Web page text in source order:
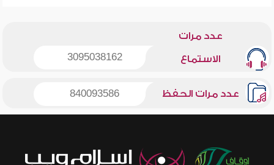
عدد مرات
الاستماع 3095038162
عدد مرات الحفظ 840093586